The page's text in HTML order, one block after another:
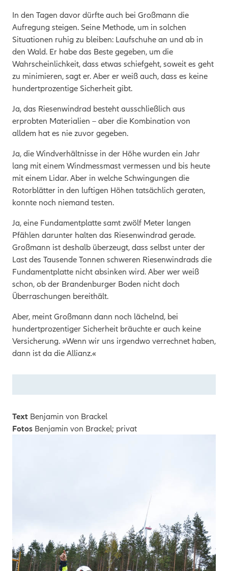
In den Tagen davor dürfte auch bei Großmann die
Aufregung steigen. Seine Methode, um in solchen
Situationen ruhig zu bleiben: Laufschuhe an und ab in
den Wald. Er habe das Beste gegeben, um die
Wahrscheinlichkeit, dass etwas schiefgeht, soweit es geht
zu minimieren, sagt er. Aber er weiß auch, dass es keine
hundertprozentige Sicherheit gibt.
Ja, das Riesenwindrad besteht ausschließlich aus
erprobten Materialien – aber die Kombination von
alldem hat es nie zuvor gegeben.
Ja, die Windverhältnisse in der Höhe wurden ein Jahr
lang mit einem Windmessmast vermessen und bis heute
mit einem Lidar. Aber in welche Schwingungen die
Rotorblätter in den luftigen Höhen tatsächlich geraten,
konnte noch niemand testen.
Ja, eine Fundamentplatte samt zwölf Meter langen
Pfählen darunter halten das Riesenwindrad gerade.
Großmann ist deshalb überzeugt, dass selbst unter der
Last des Tausende Tonnen schweren Riesenwindrads die
Fundamentplatte nicht absinken wird. Aber wer weiß
schon, ob der Brandenburger Boden nicht doch
Überraschungen bereithält.
Aber, meint Großmann dann noch lächelnd, bei
hundertprozentiger Sicherheit bräuchte er auch keine
Versicherung. »Wenn wir uns irgendwo verrechnet haben,
dann ist da die Allianz.«
Text Benjamin von Brackel
Fotos Benjamin von Brackel; privat